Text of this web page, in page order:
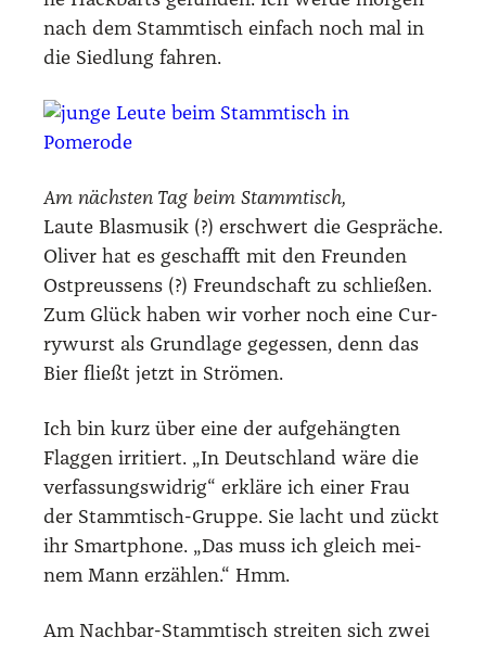
nach dem Stamm­tisch ein­fach noch mal in
die Sied­lung fah­ren.
Am nächs­ten Tag beim Stamm­tisch,
Lau­te Blas­mu­sik (?) erschwert die Gesprä­che.
Oli­ver hat es geschafft mit den Freun­den
Ost­preus­sens (?) Freund­schaft zu schlie­ßen.
Zum Glück haben wir vor­her noch eine Cur­
ry­wurst als Grund­la­ge geges­sen, denn das
Bier fließt jetzt in Strö­men.
Ich bin kurz über eine der auf­ge­häng­ten
Flag­gen irri­tiert. „In Deutsch­land wäre die
ver­fas­sungs­wid­rig“ erklä­re ich einer Frau
der Stamm­tisch-Grup­pe. Sie lacht und zückt
ihr Smart­phone. „Das muss ich gleich mei­
nem Mann erzäh­len.“ Hmm.
Am Nach­bar-Stamm­tisch strei­ten sich zwei